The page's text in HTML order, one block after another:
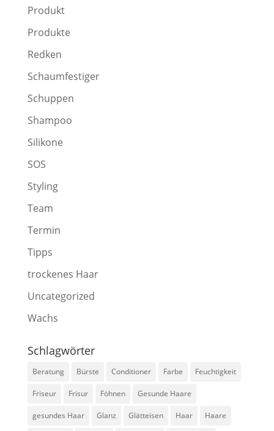
Produkt
Produkte
Redken
Schaumfestiger
Schuppen
Shampoo
Silikone
SOS
Styling
Team
Termin
Tipps
trockenes Haar
Uncategorized
Wachs
Schlagwörter
Beratung Bürste Conditioner Farbe Feuchtigkeit
Friseur Frisur Föhnen Gesunde Haare
gesundes Haar Glanz Glätteisen Haar Haare